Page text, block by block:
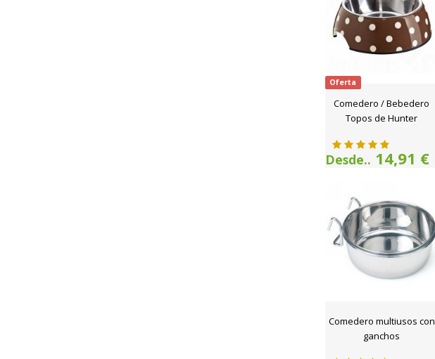
Oferta
Comedero / Bebedero
Topos de Hunter
Desde.. 14,91 €
Comedero multiusos con
ganchos